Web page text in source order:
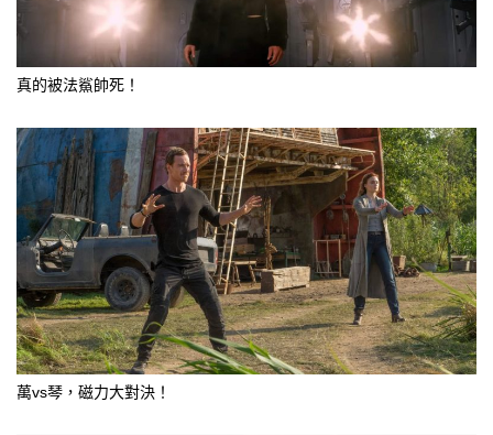
真的被法鯊帥死！
萬vs琴，磁力大對決！